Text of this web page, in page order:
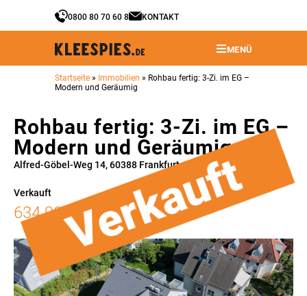
0800 80 70 60 8 KONTAKT
MENÜ
Startseite » Immobilien » Rohbau fertig: 3-Zi. im EG –
Modern und Geräumig
Rohbau fertig: 3-Zi. im EG –
Modern und Geräumig
Alfred-Göbel-Weg 14, 60388 Frankfurt am Main, Deutschland
Verkauft
634.900€